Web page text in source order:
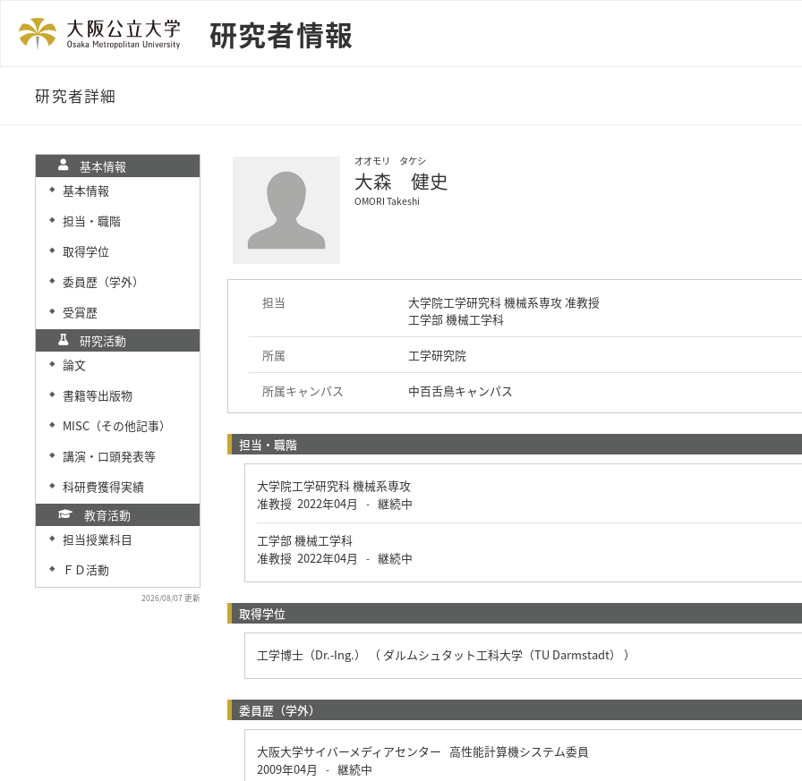
研究者情報
研究者詳細
基本情報
◆ 基本情報
◆ 担当・職階
◆ 取得学位
◆ 委員歴（学外）
◆
受賞歴
研究活動
◆ 論文
◆ 書籍等出版物
◆ MISC（その他記事）
◆ 講演・口頭発表等
◆
科研費獲得実績
教育活動
◆ 担当授業科目
◆ ＦＤ活動
2026/08/07 更新
オオモリ タケシ
大森 健史
OMORI Takeshi
担当
大学院工学研究科 機械系専攻 准教授
工学部 機械工学科
所属 工学研究院
所属キャンパス 中百舌鳥キャンパス
担当・職階
大学院工学研究科 機械系専攻
准教授 2022年04月 - 継続中
工学部 機械工学科
准教授 2022年04月 - 継続中
取得学位
工学博士（Dr.-Ing.） （ ダルムシュタット工科大学（TU Darmstadt） ）
委員歴（学外）
大阪大学サイバーメディアセンター 高性能計算機システム委員
2009年04月
- 継続中